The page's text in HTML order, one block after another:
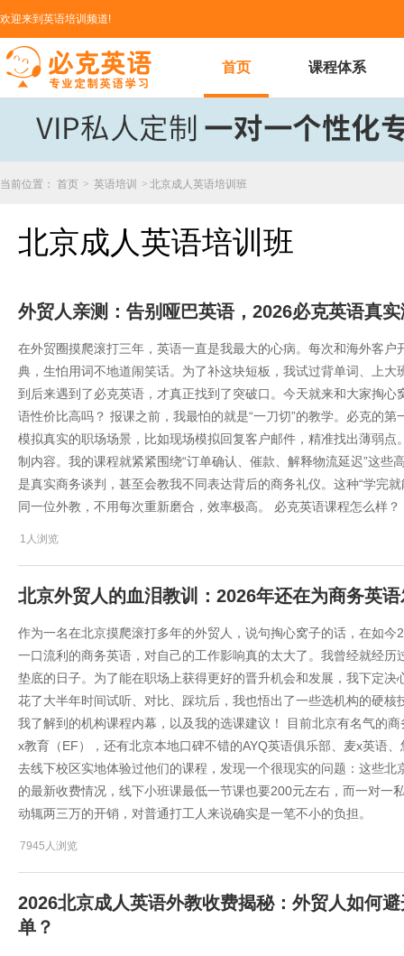
欢迎来到英语培训频道!
首页 课程体系
当前位置： 首页 > 英语培训 > 北京成人英语培训班
北京成人英语培训班
外贸人亲测：告别哑巴英语，2026必克英语真
在外贸圈摸爬滚打三年，英语一直是我最大的心病。每次和海外客
典，生怕用词不地道闹笑话。为了补这块短板，我试过背单词、上
到后来遇到了必克英语，才真正找到了突破口。今天就来和大家掏
语性价比高吗？ 报课之前，我最怕的就是“一刀切”的教学。必克的
模拟真实的职场场景，比如现场模拟回复客户邮件，精准找出薄弱
制内容。我的课程就紧紧围绕“订单确认、催款、解释物流延迟”这
是真实商务谈判，甚至会教我不同表达背后的商务礼仪。这种“学完
同一位外教，不用每次重新磨合，效率极高。 必克英语课程怎么样？
1人浏览
北京外贸人的血泪教训：2026年还在为商务英
作为一名在北京摸爬滚打多年的外贸人，说句掏心窝子的话，在如
一口流利的商务英语，对自己的工作影响真的太大了。我曾经就经
垫底的日子。为了能在职场上获得更好的晋升机会和发展，我下定决
花了大半年时间试听、对比、踩坑后，我也悟出了一些选机构的硬
我了解到的机构课程内幕，以及我的选课建议！ 目前北京有名气的
x教育（EF），还有北京本地口碑不错的AYQ英语俱乐部、麦x英语
去线下校区实地体验过他们的课程，发现一个很现实的问题：这些
的最新收费情况，线下小班课最低一节课也要200元左右，而一对一
动辄两三万的开销，对普通打工人来说确实是一笔不小的负担。
7945人浏览
2026北京成人英语外教收费揭秘：外贸人如何
单？